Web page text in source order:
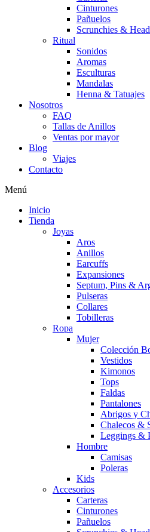
Cinturones
Pañuelos
Scrunchies &
Ritual
Sonidos
Aromas
Esculturas
Mandalas
Henna & Tatuajes
Nosotros
FAQ
Tallas de Anillos
Ventas por mayor
Blog
Viajes
Contacto
Menú
Inicio
Tienda
Joyas
Aros
Anillos
Earcuffs
Expansiones
Septum, Pins &
Pulseras
Collares
Tobilleras
Ropa
Mujer
Colección
Vestidos
Kimonos
Tops
Faldas
Pantalones
Abrigos y
Chalecos &
Leggings &
Hombre
Camisas
Poleras
Kids
Accesorios
Carteras
Cinturones
Pañuelos